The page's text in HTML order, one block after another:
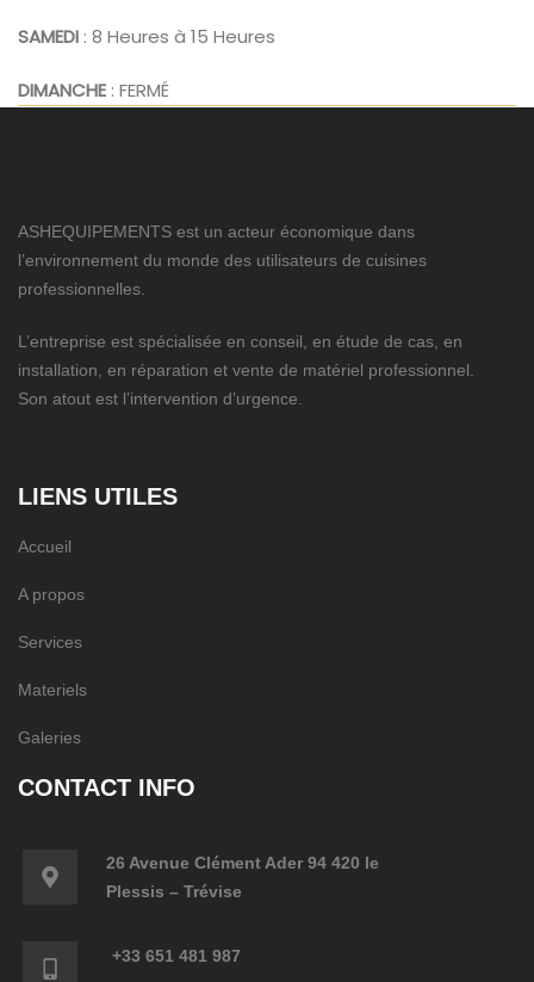
SAMEDI : 8 Heures à 15 Heures
DIMANCHE : FERMÉ
ASHEQUIPEMENTS est un acteur économique dans
l’environnement du monde des utilisateurs de cuisines
professionnelles.
L’entreprise est spécialisée en conseil, en étude de cas, en
installation, en réparation et vente de matériel professionnel.
Son atout est l’intervention d’urgence.
LIENS UTILES
Accueil
A propos
Services
Materiels
Galeries
CONTACT INFO
26 Avenue Clément Ader 94 420 le
Plessis – Trévise
+33 651 481 987